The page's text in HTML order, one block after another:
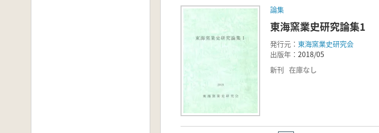
論集
東海窯業史研究論集1
発行元： 東海窯業史研究会
出版年： 2018/05
新刊 在庫なし